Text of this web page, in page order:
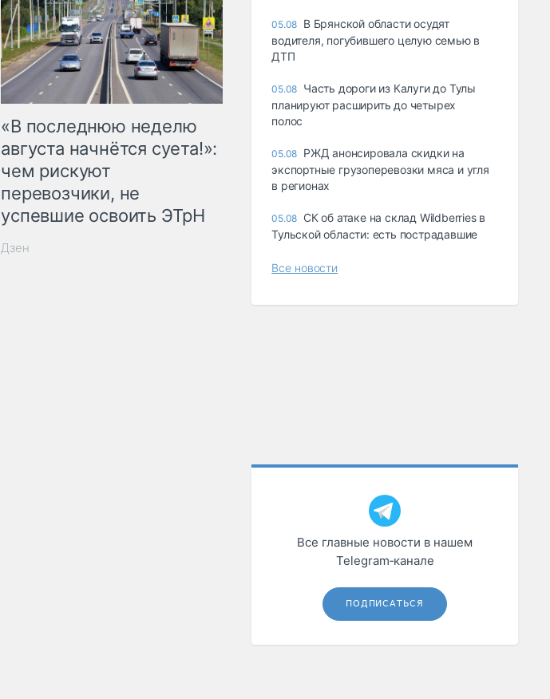
«В последнюю неделю
августа начнётся суета!»:
чем рискуют
перевозчики, не
успевшие освоить ЭТрН
Дзен
05.08 В Брянской области осудят
водителя, погубившего целую семью в
ДТП
05.08 Часть дороги из Калуги до Тулы
планируют расширить до четырех
полос
05.08 РЖД анонсировала скидки на
экспортные грузоперевозки мяса и угля
в регионах
05.08 СК об атаке на склад Wildberries в
Тульской области: есть пострадавшие
Все новости
Все главные новости в нашем
Telegram‑канале
ПОДПИСАТЬСЯ